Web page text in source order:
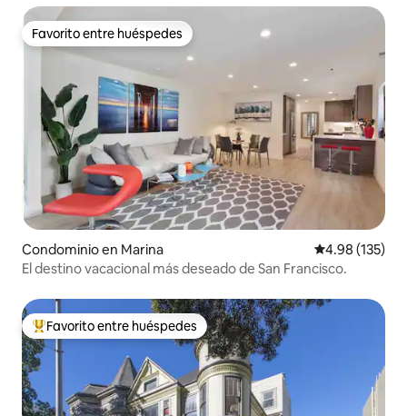
Favorito entre huéspedes
Favorito entre huéspedes
Condominio en Marina Calificación
4.98 (135)
El destino vacacional más deseado de San Francisco.
De los mejores en Favorito entre huéspedes
Favorito entre huéspedes